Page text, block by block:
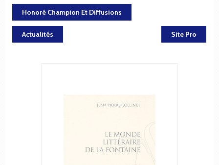
Honoré Champion Et Diffusions
Actualités Site Pro